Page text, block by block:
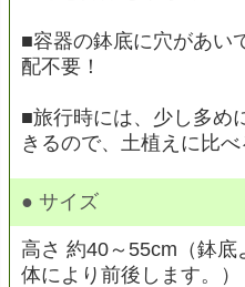
■容器の鉢底に穴があい
配不要！
■旅行時には、少し多め
きるので、土植えに比
● サイズ
高さ 約40～55cm（鉢
体により前後します。）